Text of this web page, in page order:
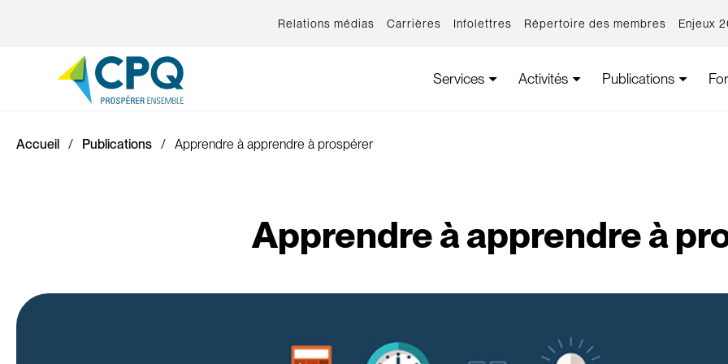
Relations médias Carrières Infolettres Répertoire des membres Enjeux
Services Activités Publications
Accueil Publications Apprendre à apprendre à prospérer
Apprendre à apprendre à